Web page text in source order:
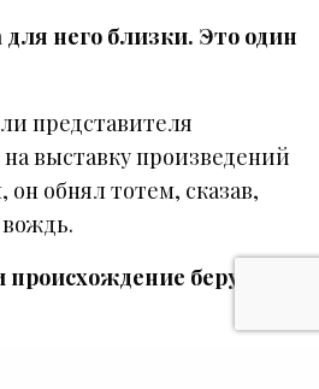
него близки. Это один
представителя
выставку произведений
обнял тотем, сказав,
берут